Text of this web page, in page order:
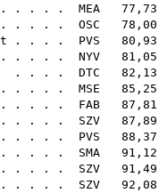
. . . . MEA 77,73
. . . . OSC 78,00
. . . . PVS 80,93
. . . . NYV 81,05
. . . . DTC 82,13
. . . . MSE 85,25
. . . . . FAB 87,81
. . . . SZV 87,89
. . . . . PVS 88,37
. . . . . SMA 91,12
. . . . SZV 91,49
. . . . . SZV 92,08